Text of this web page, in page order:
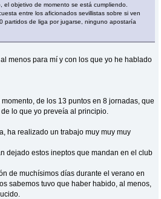
objetivo de momento se está cumpliendo.
entre los aficionados sevillistas sobre si ven
partidos de liga por jugarse, ninguno apostaría
menos para mí y con los que yo he hablado
de los 13 puntos en 8 jornadas, que
lo que yo preveía al principio.
ha realizado un trabajo muy muy muy
dejado estos ineptos que mandan en el club
de muchísimos días durante el verano en
sabemos tuvo que haber habido, al menos,